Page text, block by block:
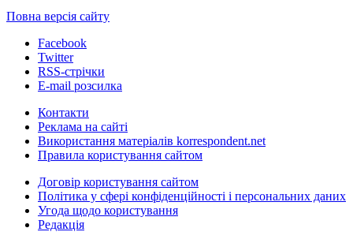
Повна версія сайту
Facebook
Twitter
RSS-стрічки
E-mail розсилка
Контакти
Реклама на сайті
Використання матеріалів korrespondent.net
Правила користування сайтом
Договір користування сайтом
Політика у сфері конфіденційності і персональних даних
Угода щодо користування
Редакція